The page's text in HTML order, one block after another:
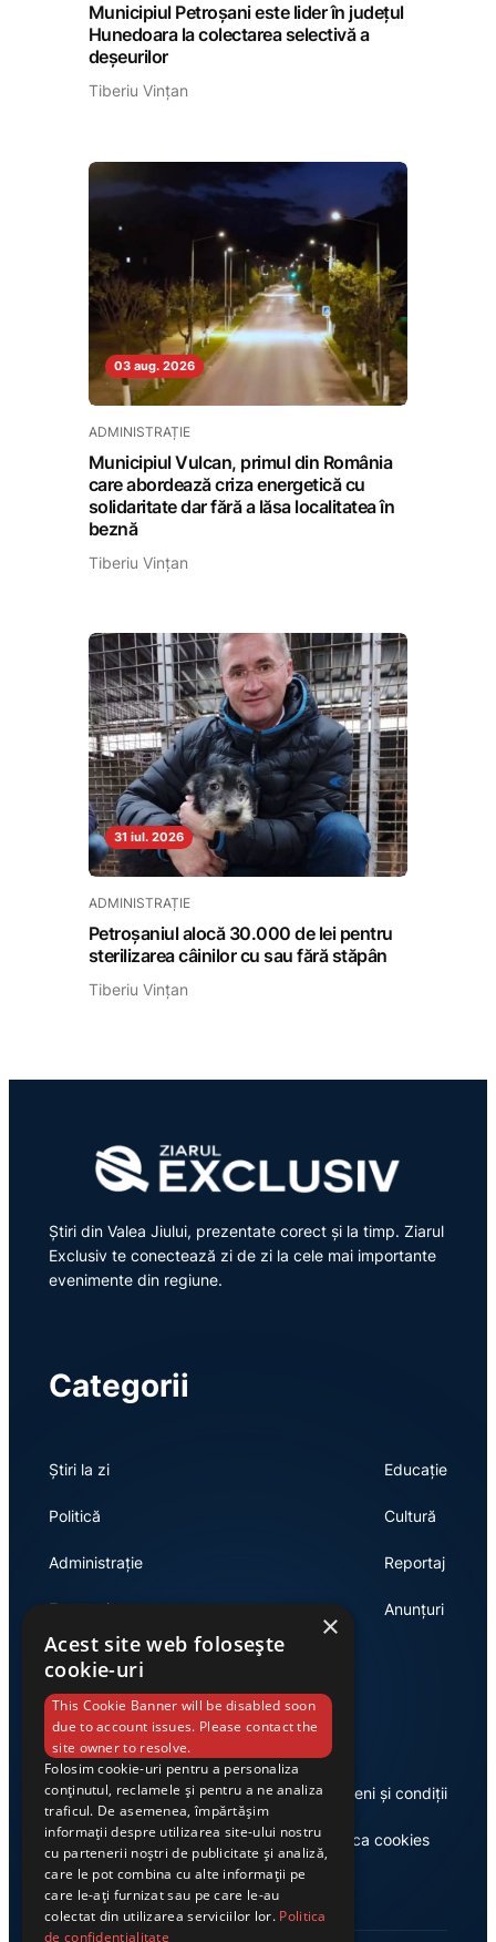
Municipiul Petroșani este lider în județul
Hunedoara la colectarea selectivă a
deșeurilor
Tiberiu Vințan
03 aug. 2026
ADMINISTRAȚIE
Municipiul Vulcan, primul din România
care abordează criza energetică cu
solidaritate dar fără a lăsa localitatea în
beznă
Tiberiu Vințan
31 iul. 2026
ADMINISTRAȚIE
Petroșaniul alocă 30.000 de lei pentru
sterilizarea câinilor cu sau fără stăpân
Tiberiu Vințan
Știri din Valea Jiului, prezentate corect și la timp. Ziarul
Exclusiv te conectează zi de zi la cele mai importante
evenimente din regiune.
Categorii
Știri la zi
Politică
Administrație
Economie
Educație
Cultură
Reportaj
Anunțuri
Link-uri utile
Despre noi
Casa de editură Exclusiv
Termeni și condiții
Politica cookies
×
Acest site web folosește
cookie-uri
This Cookie Banner will be disabled soon
due to account issues. Please contact the
site owner to resolve.
Folosim cookie-uri pentru a personaliza
conținutul, reclamele și pentru a ne analiza
traficul. De asemenea, împărtășim
informații despre utilizarea site-ului nostru
cu partenerii noștri de publicitate și analiză,
care le pot combina cu alte informații pe
care le-ați furnizat sau pe care le-au
colectat din utilizarea serviciilor lor. Politica
de confidențialitate